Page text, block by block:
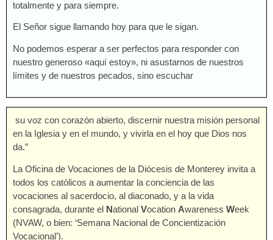
totalmente y para siempre.
El Señor sigue llamando hoy para que le sigan.
No podemos esperar a ser perfectos para responder con
nuestro generoso «aquí estoy», ni asustarnos de nuestros
límites y de nuestros pecados, sino escuchar
su voz con corazón abierto, discernir nuestra misión personal
en la Iglesia y en el mundo, y vivirla en el hoy que Dios nos
da.”
La Oficina de Vocaciones de la Diócesis de Monterey invita a
todos los católicos a aumentar la conciencia de las
vocaciones al sacerdocio, al diaconado, y a la vida
consagrada, durante el National Vocation Awareness Week
(NVAW, o bien: ‘Semana Nacional de Concientización
Vocacional’).